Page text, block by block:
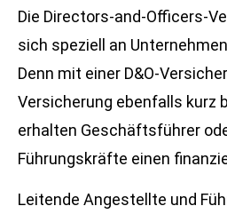
Die Directors-and-Officers-
sich speziell an
Denn mit einer D&O-
Versicherung ebenfalls kurz
erhalten Geschäftsführer
Führungskräfte einen
Leitende Angestellte und